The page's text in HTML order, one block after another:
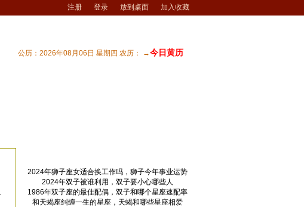
加入收藏
放到桌面
登录
注册
公历：2026年08月06日 星期四 农历： →今日黄历
2024年狮子座女适合换工作吗，狮子今年事业运势
2024年双子被谁利用，双子要小心哪些人
1986年双子座的最佳配偶，双子和哪个星座速配率
和天蝎座纠缠一生的星座，天蝎和哪些星座相爱